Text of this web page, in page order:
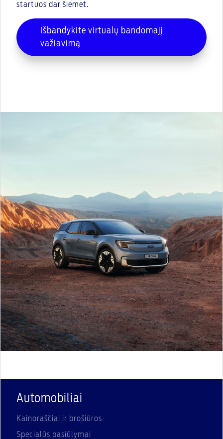
startuos dar šiemet.
Išbandykite virtualų bandomajį
važiavimą
Automobiliai
Kainoraščiai ir brošiūros
Specialūs pasiūlymai